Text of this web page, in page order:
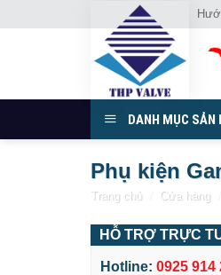
đến
DANH MỤC SẢN
Phụ kiện
Trang chủ Cửa hàng
HỖ TRỢ TRỰC
Hotline: 0925 914